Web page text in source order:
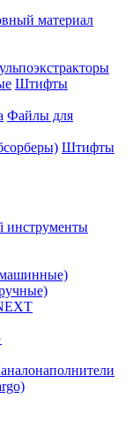
материал
Штифты
Файлы для
Штифты
инструменты